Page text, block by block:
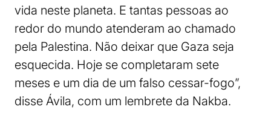
vida neste planeta. E tantas pessoas ao
redor do mundo atenderam ao chamado
pela Palestina. Não deixar que Gaza seja
esquecida. Hoje se completaram sete
meses e um dia de um falso cessar-fogo”,
disse Ávila, com um lembrete da Nakba.